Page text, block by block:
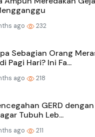
ago 232
Sebagian Orang
Pagi Hari? Ini Fa...
ago 218
GERD
Tubuh Leb...
ago 211